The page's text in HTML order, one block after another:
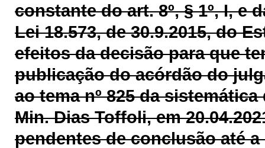
constante do art.8º, § 1º, I, e
Lei 18.573, de 30.9.2015, do
efeitos da decisão para que
publicação do acórdão do
ao tema nº 825 da
Min. Dias Toffoli, em
pendentes de conclusão até